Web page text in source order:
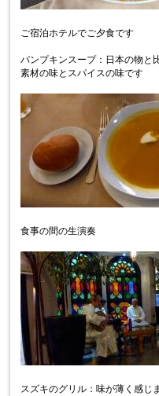
ご宿泊ホテルでご夕食です
パンプキンスープ：日本の物と
素材の味とスパイスの味です
食事の間の生演奏
スズキのグリル：味が薄く感じ